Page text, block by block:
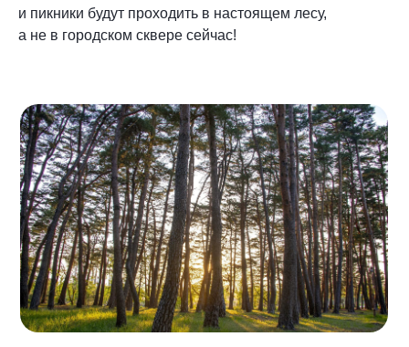
и пикники будут проходить в настоящем лесу,
а не в городском сквере сейчас!